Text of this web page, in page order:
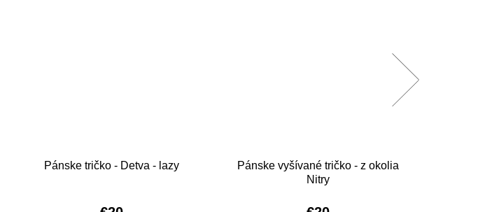
Pánske tričko - Detva - lazy
Pánske vyšívané tričko - z okolia
Nitry